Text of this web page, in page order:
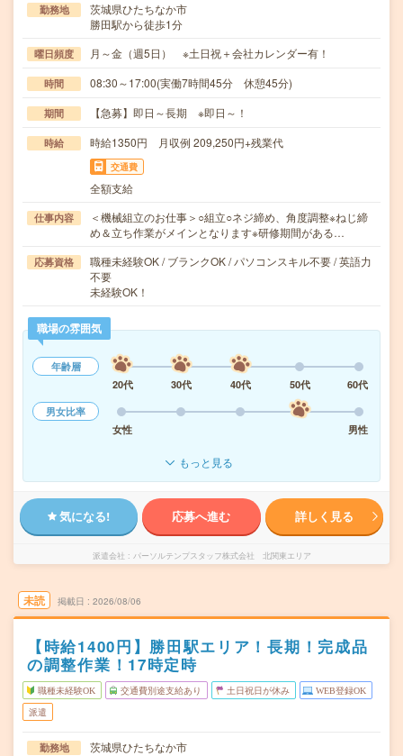
勤務地
茨城県ひたちなか市
勝田駅から徒歩1分
曜日頻度 月～金（週5日） ※土日祝＋会社カレンダー有！
時間 08:30～17:00(実働7時間45分 休憩45分)
期間 【急募】即日～長期 ※即日～！
時給 時給1350円 月収例 209,250円+残業代
交通費
全額支給
仕事内容
＜機械組立のお仕事＞○組立○ネジ締め、角度調整※ねじ締
め＆立ち作業がメインとなります※研修期間がある…
応募資格
職種未経験OK / ブランクOK / パソコンスキル不要 / 英語力
不要
未経験OK！
職場の雰囲気
年齢層
20代
30代 40代 50代
60代
男女比率
女性
男性
もっと見る
気になる! 応募へ進む 詳しく見る
派遣会社 パーソルテンプスタッフ株式会社 北関東エリア
未読 掲載日 2026/08/06
【時給1400円】勝田駅エリア！長期！完成品
の調整作業！17時定時
職種未経験OK 交通費別途支給あり 土日祝日が休み WEB登録OK
派遣
勤務地
茨城県ひたちなか市